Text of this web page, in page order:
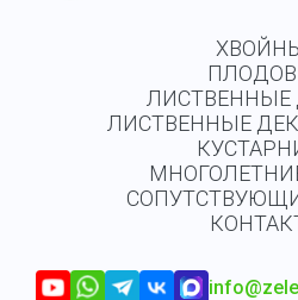
ЛИСТВЕННЫЕ
ЛИСТВЕННЫЕ